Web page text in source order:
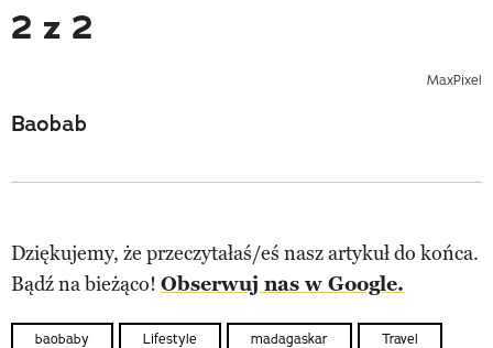
2 z 2
MaxPixel
Baobab
Dziękujemy, że przeczytałaś/eś nasz artykuł do końca.
Bądź na bieżąco! Obserwuj nas w Google.
baobaby Lifestyle madagaskar Travel